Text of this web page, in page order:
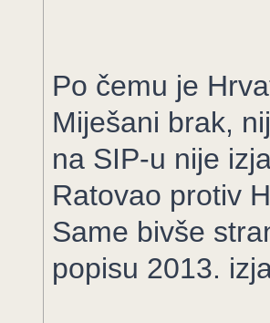
Po čemu je
Miješani brak,
na SIP-u nije
Ratovao protiv
Same bivše
popisu 2013.